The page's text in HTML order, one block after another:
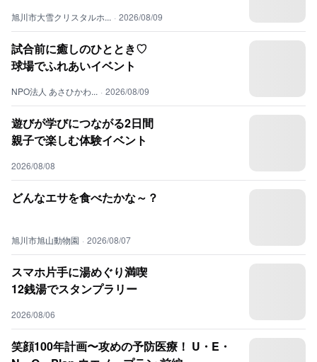
旭川市大雪クリスタルホ... · 2026/08/09
試合前に癒しのひととき♡
球場でふれあいイベント
NPO法人 あさひかわ... · 2026/08/09
遊びが学びにつながる2日間
親子で楽しむ体験イベント
2026/08/08
どんなエサを食べたかな～？
旭川市旭山動物園 · 2026/08/07
スマホ片手に湯めぐり満喫
12銭湯でスタンプラリー
2026/08/06
笑顔100年計画〜攻めの予防医療！ U・E・